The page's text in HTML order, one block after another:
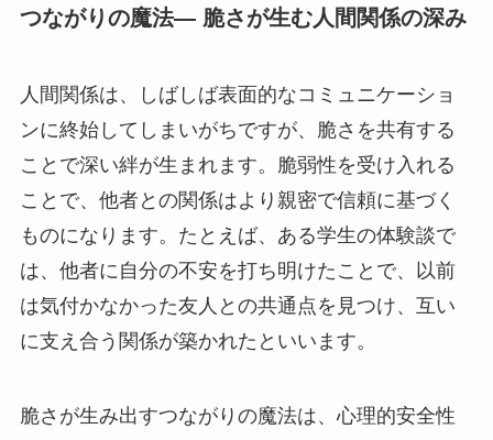
つながりの魔法— 脆さが生む人間関係の深み
人間関係は、しばしば表面的なコミュニケーショ
ンに終始してしまいがちですが、脆さを共有する
ことで深い絆が生まれます。脆弱性を受け入れる
ことで、他者との関係はより親密で信頼に基づく
ものになります。たとえば、ある学生の体験談で
は、他者に自分の不安を打ち明けたことで、以前
は気付かなかった友人との共通点を見つけ、互い
に支え合う関係が築かれたといいます。
脆さが生み出すつながりの魔法は、心理的安全性